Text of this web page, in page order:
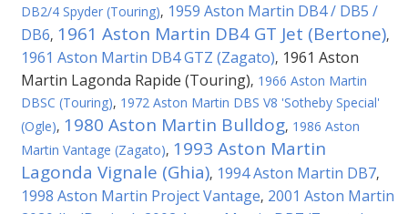
DB2/4 Spyder (Touring), 1959 Aston Martin DB4 / DB5 /
DB6, 1961 Aston Martin DB4 GT Jet (Bertone),
1961 Aston Martin DB4 GTZ (Zagato), 1961 Aston
Martin Lagonda Rapide (Touring), 1966 Aston Martin
DBSC (Touring), 1972 Aston Martin DBS V8 'Sotheby Special'
(Ogle), 1980 Aston Martin Bulldog, 1986 Aston
Martin Vantage (Zagato), 1993 Aston Martin
Lagonda Vignale (Ghia), 1994 Aston Martin DB7,
1998 Aston Martin Project Vantage, 2001 Aston Martin